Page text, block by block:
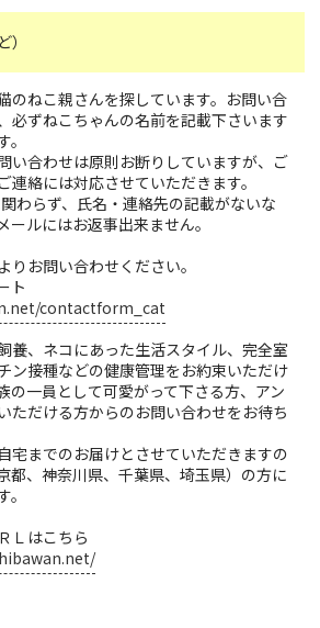
のねこ親さんを探しています。お問い合
必ずねこちゃんの名前を記載下さいます
い合わせは原則お断りしていますが、ご
連絡には対応させていただきます。
わらず、氏名・連絡先の記載がないな
ールにはお返事出来ません。
りお問い合わせください。
ト
contactform_cat
養、ネコにあった生活スタイル、完全室
ン接種などの健康管理をお約束いただけ
の一員として可愛がって下さる方、アン
ただける方からのお問い合わせをお待ち
宅までのお届けとさせていただきますの
都、神奈川県、千葉県、埼玉県）の方に
Ｌはこちら